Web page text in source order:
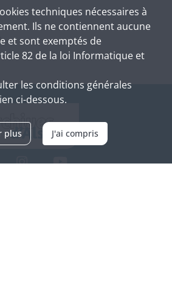
techniques nécessaires à
Ils ne contiennent aucune
et sont exemptés de
82 de la loi Informatique et
les conditions générales
ci-dessous.
plus J'ai compris